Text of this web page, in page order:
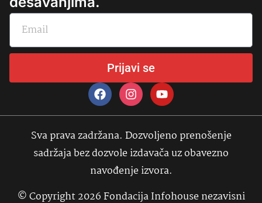
Prijavi se
Sva prava zadržana. Dozvoljeno prenošenje
sadržaja bez dozvole izdavača uz obavezno
navođenje izvora.
© Copyright 2026 Fondacija Infohouse nezavisni